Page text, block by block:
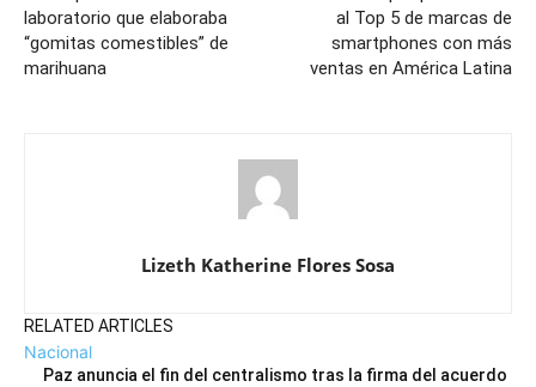
laboratorio que elaboraba
“gomitas comestibles” de
marihuana
al Top 5 de marcas de
smartphones con más
ventas en América Latina
Lizeth Katherine Flores Sosa
RELATED ARTICLES
Nacional
Paz anuncia el fin del centralismo tras la firma del acuerdo